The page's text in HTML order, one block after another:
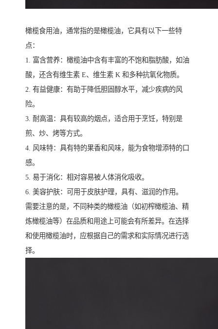
橄榄食用油，通常指的是橄榄油，它具有以下一些特
点：
1. 富含营养：橄榄油中含有丰富的不饱和脂肪酸，如油
酸，还含有维生素 E、维生素 K 和多种抗氧化物质。
2. 有益健康：有助于降低胆固醇水平，减少疾病的风
险。
3. 耐高温：具有较高的烟点，适合用于烹饪，特别是
煎、炒、烤等方式。
4. 风味特：具有特的果香和风味，能为食物增添特的口
感。
5. 易于消化：相对容易被人体消化吸收。
6. 美容护肤：可用于皮肤护理，具有、滋润的作用。
需要注意的是，不同种类的橄榄油（如初榨橄榄油、精
炼橄榄油等）在品质和用途上可能会有所差异。在选择
和使用橄榄油时，应根据自己的需求和实际情况进行选
择。